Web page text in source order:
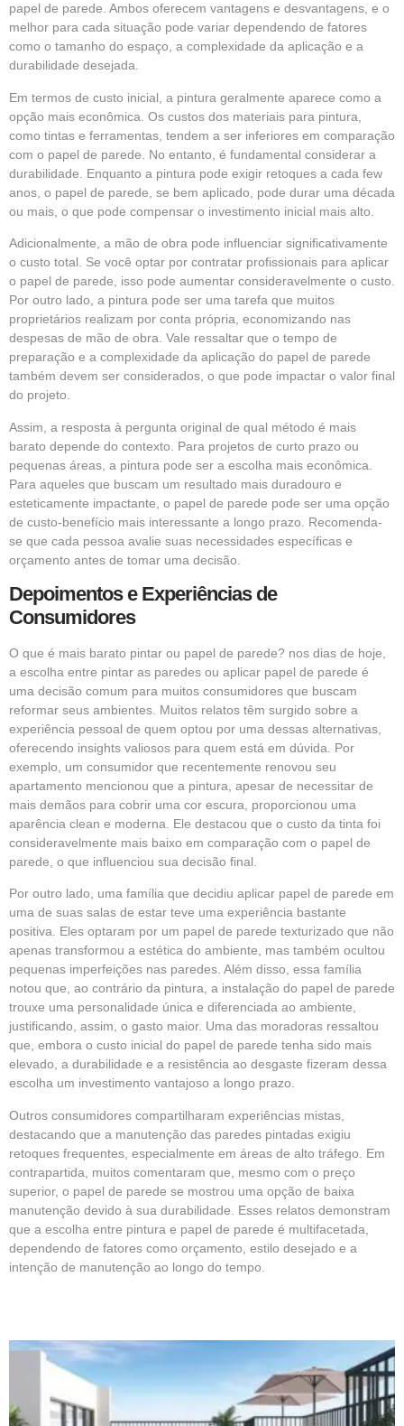
papel de parede. Ambos oferecem vantagens e desvantagens, e o
melhor para cada situação pode variar dependendo de fatores
como o tamanho do espaço, a complexidade da aplicação e a
durabilidade desejada.
Em termos de custo inicial, a pintura geralmente aparece como a
opção mais econômica. Os custos dos materiais para pintura,
como tintas e ferramentas, tendem a ser inferiores em comparação
com o papel de parede. No entanto, é fundamental considerar a
durabilidade. Enquanto a pintura pode exigir retoques a cada few
anos, o papel de parede, se bem aplicado, pode durar uma década
ou mais, o que pode compensar o investimento inicial mais alto.
Adicionalmente, a mão de obra pode influenciar significativamente
o custo total. Se você optar por contratar profissionais para aplicar
o papel de parede, isso pode aumentar consideravelmente o custo.
Por outro lado, a pintura pode ser uma tarefa que muitos
proprietários realizam por conta própria, economizando nas
despesas de mão de obra. Vale ressaltar que o tempo de
preparação e a complexidade da aplicação do papel de parede
também devem ser considerados, o que pode impactar o valor final
do projeto.
Assim, a resposta à pergunta original de qual método é mais
barato depende do contexto. Para projetos de curto prazo ou
pequenas áreas, a pintura pode ser a escolha mais econômica.
Para aqueles que buscam um resultado mais duradouro e
esteticamente impactante, o papel de parede pode ser uma opção
de custo-benefício mais interessante a longo prazo. Recomenda-
se que cada pessoa avalie suas necessidades específicas e
orçamento antes de tomar uma decisão.
Depoimentos e Experiências de
Consumidores
O que é mais barato pintar ou papel de parede? nos dias de hoje,
a escolha entre pintar as paredes ou aplicar papel de parede é
uma decisão comum para muitos consumidores que buscam
reformar seus ambientes. Muitos relatos têm surgido sobre a
experiência pessoal de quem optou por uma dessas alternativas,
oferecendo insights valiosos para quem está em dúvida. Por
exemplo, um consumidor que recentemente renovou seu
apartamento mencionou que a pintura, apesar de necessitar de
mais demãos para cobrir uma cor escura, proporcionou uma
aparência clean e moderna. Ele destacou que o custo da tinta foi
consideravelmente mais baixo em comparação com o papel de
parede, o que influenciou sua decisão final.
Por outro lado, uma família que decidiu aplicar papel de parede em
uma de suas salas de estar teve uma experiência bastante
positiva. Eles optaram por um papel de parede texturizado que não
apenas transformou a estética do ambiente, mas também ocultou
pequenas imperfeições nas paredes. Além disso, essa família
notou que, ao contrário da pintura, a instalação do papel de parede
trouxe uma personalidade única e diferenciada ao ambiente,
justificando, assim, o gasto maior. Uma das moradoras ressaltou
que, embora o custo inicial do papel de parede tenha sido mais
elevado, a durabilidade e a resistência ao desgaste fizeram dessa
escolha um investimento vantajoso a longo prazo.
Outros consumidores compartilharam experiências mistas,
destacando que a manutenção das paredes pintadas exigiu
retoques frequentes, especialmente em áreas de alto tráfego. Em
contrapartida, muitos comentaram que, mesmo com o preço
superior, o papel de parede se mostrou uma opção de baixa
manutenção devido à sua durabilidade. Esses relatos demonstram
que a escolha entre pintura e papel de parede é multifacetada,
dependendo de fatores como orçamento, estilo desejado e a
intenção de manutenção ao longo do tempo.